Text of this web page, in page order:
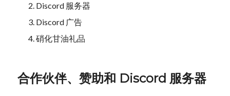
Discord 服务器
Discord 广告
硝化甘油礼品
合作伙伴、赞助和 Discord 服务器